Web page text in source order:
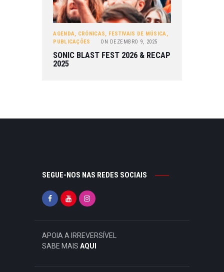
AGENDA, CRÓNICAS, FESTIVAIS DE MÚSICA,
PUBLICAÇÕES
ON DEZEMBRO 9, 2025
SONIC BLAST FEST 2026 & RECAP
2025
SEGUE-NOS NAS REDES SOCIAIS
APOIA A IRREVERSÍVEL
SABE MAIS AQUI